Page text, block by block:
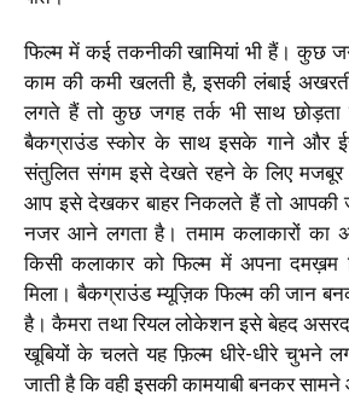
फिल्म में कई तकनीकी खामियां भी हैं। कुछ
काम की कमी खलती है, इसकी लंबाई
लगते हैं तो कुछ जगह तर्क भी साथ छोड़ता
बैकग्राउंड स्कोर के साथ इसके गाने और
संतुलित संगम इसे देखते रहने के लिए मजबूर
आप इसे देखकर बाहर निकलते हैं तो आपकी
नजर आने लगता है। तमाम कलाकारों का
किसी कलाकार को फिल्म में अपना दमख़म
मिला। बैकग्राउंड म्यूज़िक फिल्म की जान
है। कैमरा तथा रियल लोकेशन इसे बेहद
खूबियों के चलते यह फ़िल्म धीरे-धीरे चुभने
जाती है कि वही इसकी कामयाबी बनकर